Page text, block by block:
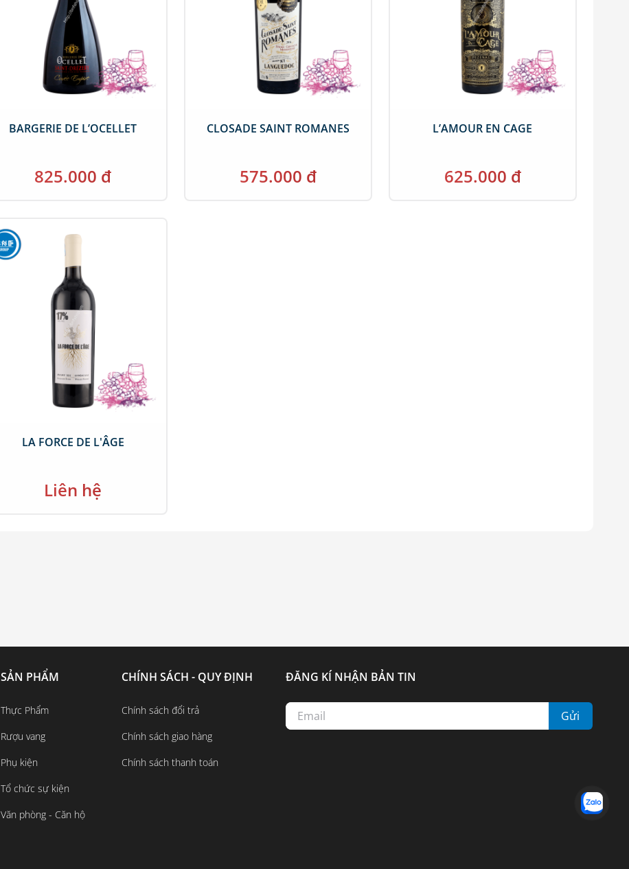
BARGERIE DE L’OCELLET
825.000 đ
CLOSADE SAINT ROMANES
575.000 đ
L’AMOUR EN CAGE
625.000 đ
LA FORCE DE L'ÂGE
Liên hệ
SẢN PHẨM
Thực Phẩm
Rượu vang
Phụ kiện
Tổ chức sự kiện
Văn phòng - Căn hộ
CHÍNH SÁCH - QUY ĐỊNH
Chính sách đổi trả
Chính sách giao hàng
Chính sách thanh toán
ĐĂNG KÍ NHẬN BẢN TIN
Gửi